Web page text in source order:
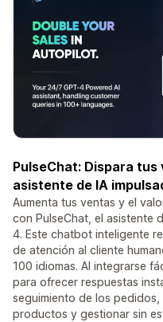
PulseChat: Dispara
asistente de IA
Aumenta tus ventas y el
con PulseChat, el asistente
4. Este chatbot inteligente
de atención al cliente
100 idiomas. Al integrarse
para ofrecer respuestas
seguimiento de los
productos y gestionar sin